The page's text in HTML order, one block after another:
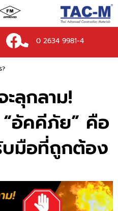
0 2634 9981-4
?
ลุกลาม!
“อัคคีภัย” คือ
บมือที่ถูกต้อง